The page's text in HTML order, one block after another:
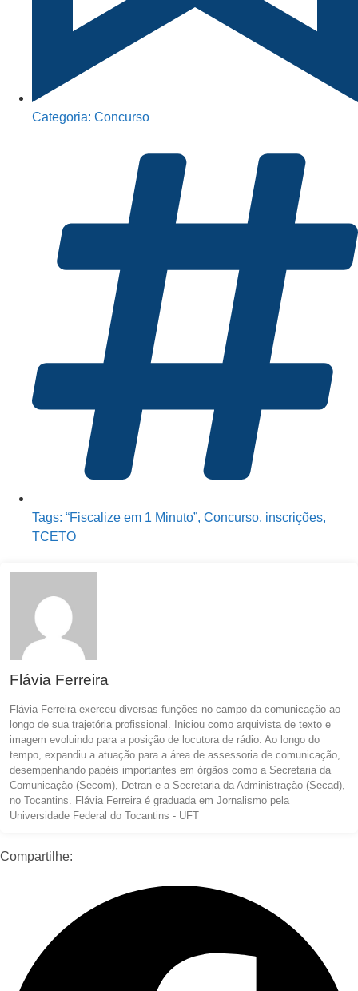
Categoria: Concurso
Tags: “Fiscalize em 1 Minuto”, Concurso, inscrições,
TCETO
Flávia Ferreira
Flávia Ferreira exerceu diversas funções no campo da comunicação ao
longo de sua trajetória profissional. Iniciou como arquivista de texto e
imagem evoluindo para a posição de locutora de rádio. Ao longo do
tempo, expandiu a atuação para a área de assessoria de comunicação,
desempenhando papéis importantes em órgãos como a Secretaria da
Comunicação (Secom), Detran e a Secretaria da Administração (Secad),
no Tocantins. Flávia Ferreira é graduada em Jornalismo pela
Universidade Federal do Tocantins - UFT
Compartilhe: